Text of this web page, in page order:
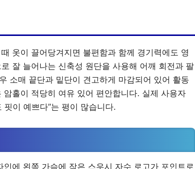
옷이 끌어당겨지면 불편함과 함께 경기력에도 영
잘 늘어나는 신축성 원단을 사용해 어깨 회전과 팔
소매 끝단과 밑단이 견고하게 마감되어 있어 활동
홀이 적당히 여유 있어 편안합니다. 실제 사용자
이 예쁘다”는 평이 많습니다.
에 왼쪽 가슴에 작은 스우시 자수 로고가 포인트로